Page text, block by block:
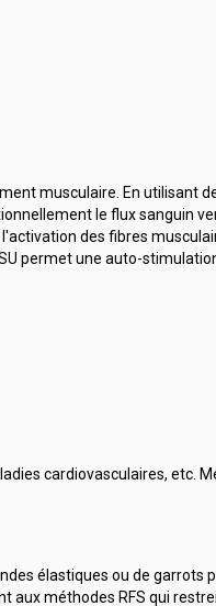
musculaire. En utilisant
le flux sanguin
des fibres
permet une auto-
cardiovasculaires, etc.
élastiques ou de garrots
aux méthodes RFS qui